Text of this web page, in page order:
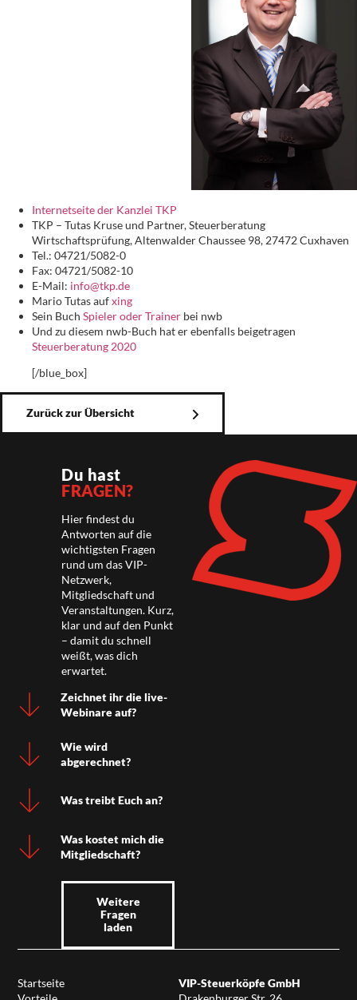
Internetseite der Kanzlei TKP
TKP – Tutas Kruse und Partner, Steuerberatung
Wirtschaftsprüfung, Altenwalder Chaussee 98, 27472 Cuxhaven
Tel.: 04721/5082-0
Fax: 04721/5082-10
E-Mail: info@tkp.de
Mario Tutas aufxing
Sein Buch Spieler oder Trainer bei nwb
Und zu diesem nwb-Buch hat er ebenfalls beigetragen
Steuerberatung 2020
[/blue_box]
Zurück zur Übersicht
Du hast
FRAGEN?
Hier findest du
Antworten auf die
wichtigsten Fragen
rund um das VIP-
Netzwerk,
Mitgliedschaft und
Veranstaltungen. Kurz,
klar und auf den Punkt
– damit du schnell
weißt, was dich
erwartet.
Zeichnet ihr die live-
Webinare auf?
Wie wird
abgerechnet?
Was treibt Euch an?
Was kostet mich die
Mitgliedschaft?
Weitere
Fragen
laden
Startseite
VIP-Steuerköpfe GmbH